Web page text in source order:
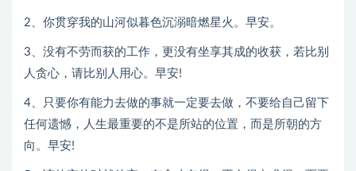
2、你贯穿我的山河似暮色沉溺暗燃星火。早安。
3、没有不劳而获的工作，更没有坐享其成的收获，若比别
人贪心，请比别人用心。早安!
4、只要你有能力去做的事就一定要去做，不要给自己留下
任何遗憾，人生最重要的不是所站的位置，而是所朝的方
向。早安!